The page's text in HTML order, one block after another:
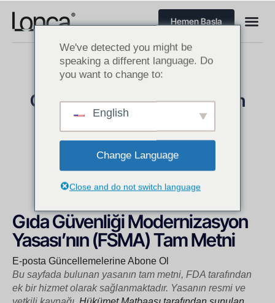
Hemen Başla
Gıda Güvenliği Modernizasyon
Yasası (FSMA)
Amerika'da Gıda Sektörü Yasal Düzenlemeleri
Gıda Güvenliği Modernizasyon
Yasası’nın (FSMA) Tam Metni
E-posta Güncellemelerine Abone Ol
Bu sayfada bulunan yasanın tam metni, FDA tarafından
ek bir hizmet olarak sağlanmaktadır. Yasanın resmi ve
We've detected you might be
speaking a different language. Do
you want to change to:
English
Change Language
Close and do not switch language